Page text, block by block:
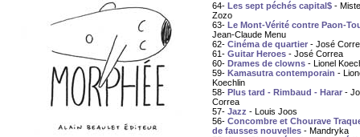
64- Les sept péchés capital$ -
Zozo
63- Le Mont-Vérité contre Paon-
Jean-Claude Menu
62- Cinéma de quartier - José
61- Guitar Heroes - José Correa
60- Drames de clowns - Lionel
59- Kamasutra contemporain -
Koechlin
58- Plus tard - Rimbaud - Harar -
Correa
57- Jazz - Louis Joos
56- Concombre et Chourave
de fausses nouvelles - Mandryka